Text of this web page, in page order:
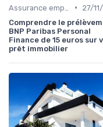
•
27/
Comprendre le
BNP Paribas Personal
Finance de 15 euros sur
prêt immobilier